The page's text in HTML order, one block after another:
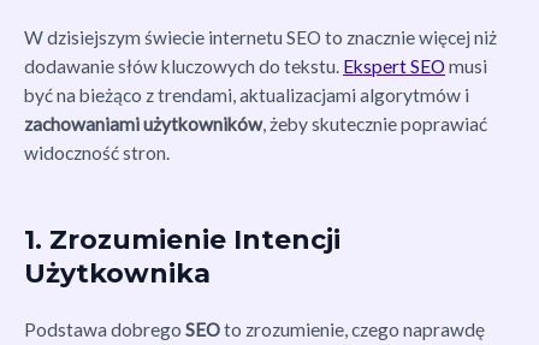
W dzisiejszym świecie internetu SEO to znacznie więcej niż
dodawanie słów kluczowych do tekstu. Ekspert SEO musi
być na bieżąco z trendami, aktualizacjami algorytmów i
zachowaniami użytkowników, żeby skutecznie poprawiać
widoczność stron.
1. Zrozumienie Intencji
Użytkownika
Podstawa dobrego SEOto zrozumienie, czego naprawdę